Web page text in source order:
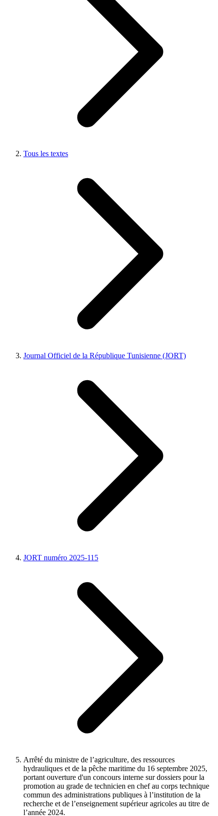
Tous les textes
Journal Officiel de la République Tunisienne (JORT)
JORT numéro 2025-115
Arrêté du ministre de l’agriculture, des ressources
hydrauliques et de la pêche maritime du 16 septembre 2025,
portant ouverture d'un concours interne sur dossiers pour la
promotion au grade de technicien en chef au corps technique
commun des administrations publiques à l’institution de la
recherche et de l’enseignement supérieur agricoles au titre de
l’année 2024.